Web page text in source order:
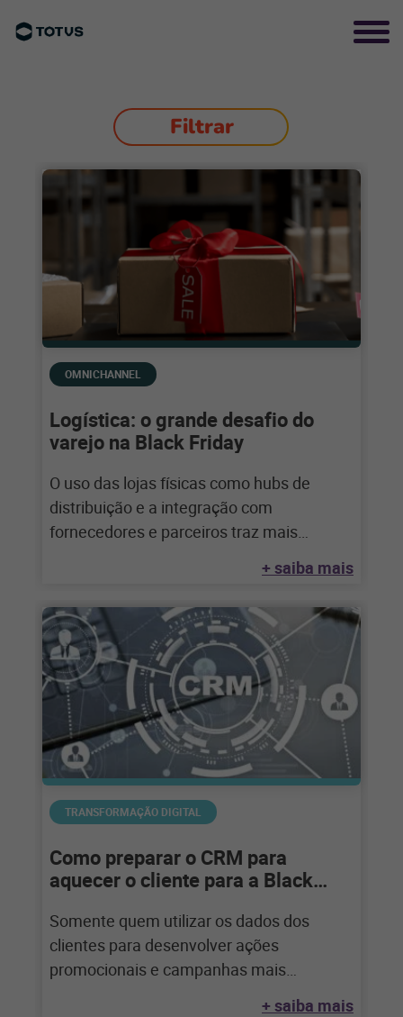
Filtrar
OMNICHANNEL
Logística: o grande desafio do
varejo na Black Friday
O uso das lojas físicas como hubs de
distribuição e a integração com
fornecedores e parceiros traz mais
+ saiba mais
TRANSFORMAÇÃO DIGITAL
Como preparar o CRM para
aquecer o cliente para a Black
Somente quem utilizar os dados dos
clientes para desenvolver ações
promocionais e campanhas mais
eficientes conseguirá obter melhores
+ saiba mais